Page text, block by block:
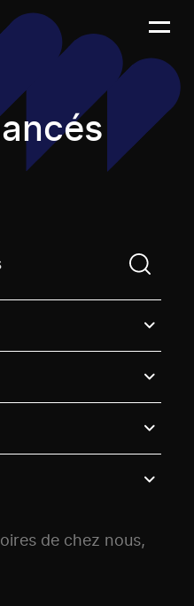
saisir un terme de
de chez nous,